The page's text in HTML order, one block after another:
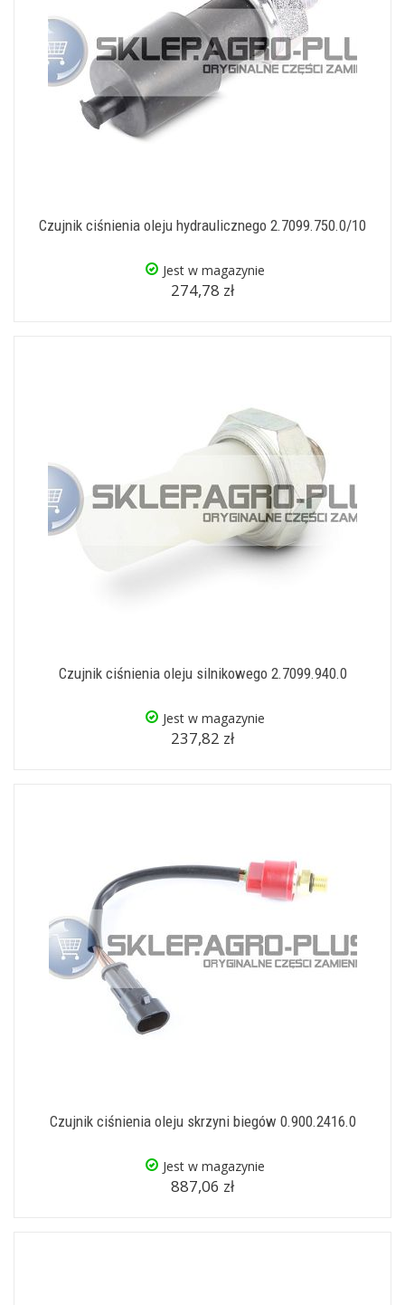
Czujnik ciśnienia oleju hydraulicznego 2.7099.750.0/10
Jest w magazynie
274,78 zł
Czujnik ciśnienia oleju silnikowego 2.7099.940.0
Jest w magazynie
237,82 zł
Czujnik ciśnienia oleju skrzyni biegów 0.900.2416.0
Jest w magazynie
887,06 zł